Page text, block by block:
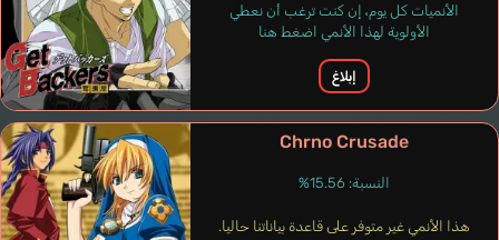
Viktorin
Robson
كوري
Bevilacqua
Alessandro
Fumero
Gonzalo
إسباني
الأنميات كل يوم، إن كنت ترغب أن نعطي
الأولوية لهذا الأنمي اضغط هنا
إبلاغ
Chrno Crusade
النسبة: 15.56%
هذا الأنمي غير متوفر على قاعدة بياناتنا حاليا.